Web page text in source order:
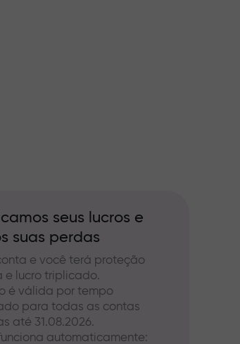
seus lucros e
suas perdas
e você terá proteção
e lucro triplicado.
é válida por tempo
para todas as contas
até 31.08.2026.
automaticamente: